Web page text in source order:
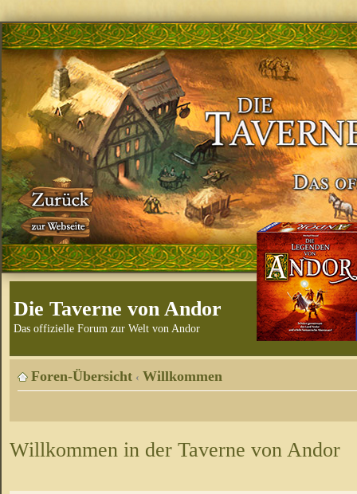
Die Taverne von Andor
Das offizielle Forum zur Welt von Andor
Foren-Übersicht ‹ Willkommen
Willkommen in der Taverne von Andor